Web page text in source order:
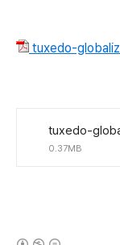
tuxedo-
0.37MB